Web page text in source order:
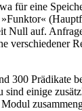
für eine
Null auf.
verschiedener
300 Prädikate
einige